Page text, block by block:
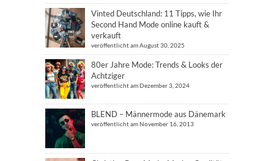
Vinted Deutschland: 11 Tipps, wie Ihr
Second Hand Mode online kauft &
verkauft
veröffentlicht am August 30, 2025
80er Jahre Mode: Trends & Looks der
Achtziger
veröffentlicht am Dezember 3, 2024
BLEND – Männermode aus Dänemark
veröffentlicht am November 16, 2013